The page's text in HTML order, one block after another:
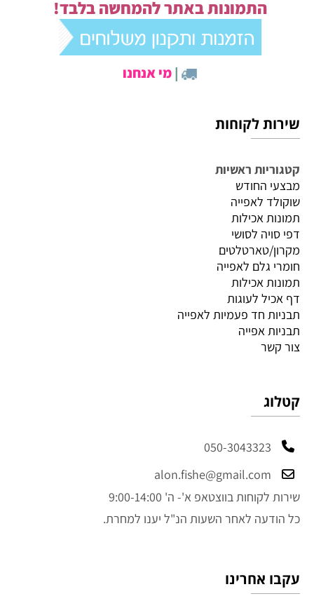
התמונות באתר להמחשה בלבד!
|מי אנחנו
שירות לקוחות
קטגוריות ראשיות
מבצעי החודש
שוקולד לאפייה
תמונות אכילות
דפי סויה לסושי
מקרון/טארטלטים
חומרי גלם לאפייה
תמונות אכילות
דף אכיל לעוגות
תבניות חד פעמיות לאפייה
תבניות אפייה
צור קשר
קטלוג
050-3043323
alon.fishe@gmail.com
שירות לקוחות בווצטאפ א'- ה' 9:00-14:00
כל הודעה לאחר השעות הנ"ל יענו למחרת.
עקבו אחרינו